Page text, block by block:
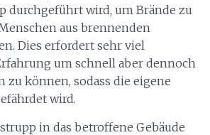
durchgeführt wird, um Brände zu
aus brennenden
Dies erfordert sehr viel
um schnell aber dennoch
zu können, sodass die eigene
wird.
in das betroffene Gebäude